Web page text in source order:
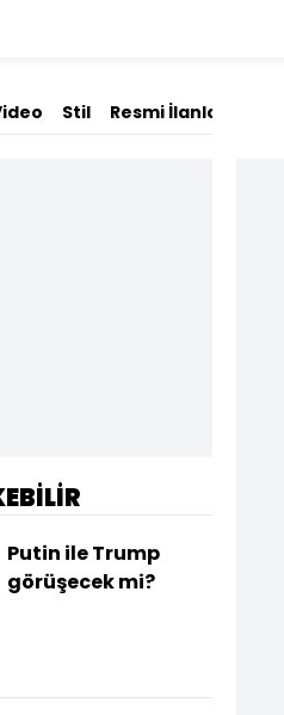
Stil Resmi İlanlar
Putin ile Trump
görüşecek mi?